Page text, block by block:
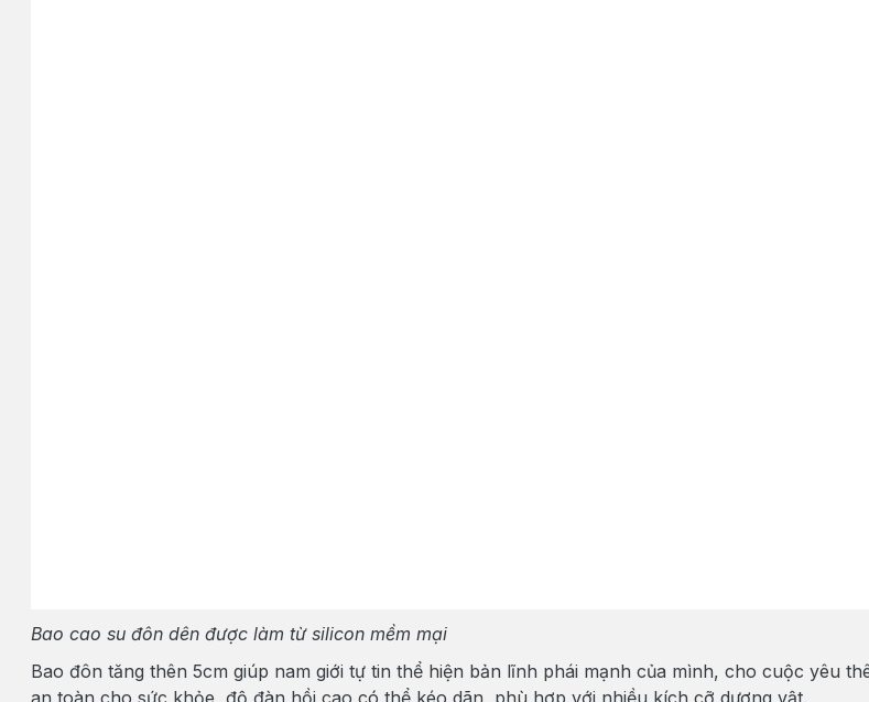
Bao cao su đôn dên được làm từ silicon mềm mại
Bao đôn tăng thên 5cm giúp nam giới tự tin thể hiện bản lĩnh phái mạnh của mình, cho cuộc yêu
an toàn cho sức khỏe, độ đàn hồi cao có thể kéo dãn, phù hợp với nhiều kích cỡ dương vật.